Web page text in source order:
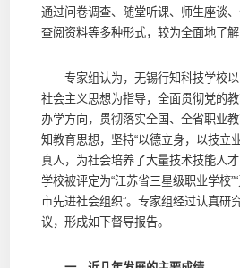
通过问卷调查、随堂听课、师生座谈、
查阅资料等多种形式，较为全面地了解
专家组认为，无锡行知科技学校以
社会主义思想为指导，全面贯彻党的
办学方向，贯彻落实全国、全省职业
知教育思想，坚持“以德立身，以技立
真人，为社会培养了大量技术技能人才
学校被评定为“江苏省三星级职业学校
市先进社会组织”。专家组经过认真研
议，形成如下督导报告。